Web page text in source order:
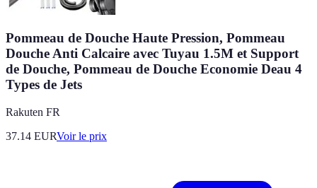
Pommeau de Douche Haute Pression, Pommeau
Douche Anti Calcaire avec Tuyau 1.5M et Support
de Douche, Pommeau de Douche Economie Deau 4
Types de Jets
Rakuten FR
37.14 EURVoir le prix